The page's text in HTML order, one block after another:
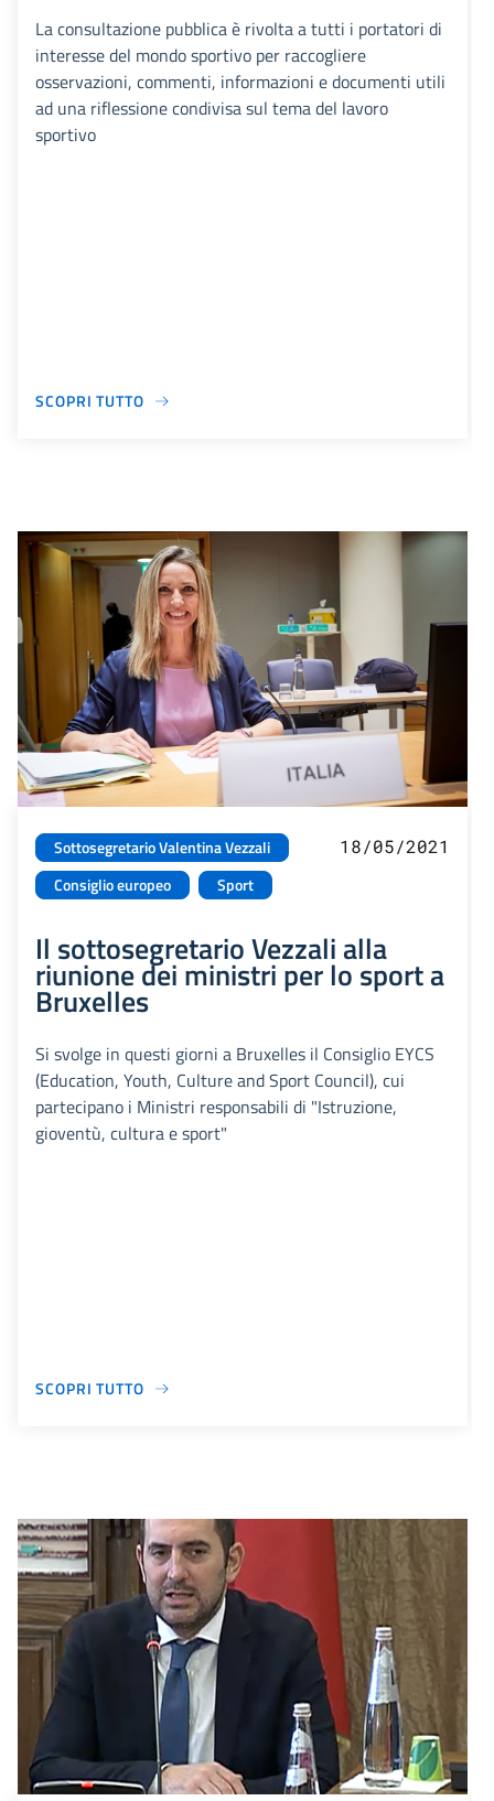
La consultazione pubblica è rivolta a tutti i portatori di
interesse del mondo sportivo per raccogliere
osservazioni, commenti, informazioni e documenti utili
ad una riflessione condivisa sul tema del lavoro
sportivo
SCOPRI TUTTO
Sottosegretario Valentina Vezzali
Consiglio europeo
Sport
18/05/2021
Il sottosegretario Vezzali alla
riunione dei ministri per lo sport a
Bruxelles
Si svolge in questi giorni a Bruxelles il Consiglio EYCS
(Education, Youth, Culture and Sport Council), cui
partecipano i Ministri responsabili di "Istruzione,
gioventù, cultura e sport"
SCOPRI TUTTO